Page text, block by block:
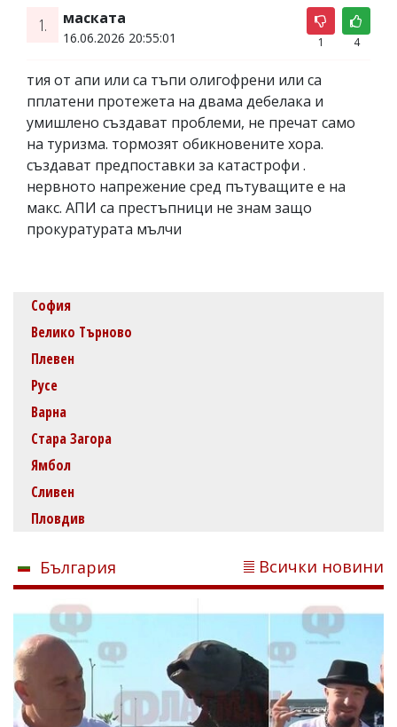
1. маската
16.06.2026 20:55:01 1 4
тия от апи или са тъпи олигофрени или са
пплатени протежета на двама дебелака и
умишлено създават проблеми, не пречат само
на туризма. тормозят обикновените хора.
създават предпоставки за катастрофи .
нервното напрежение сред пътуващите е на
макс. АПИ са престъпници не знам защо
прокуратурата мълчи
София
Велико Търново
Плевен
Русе
Варна
Стара Загора
Ямбол
Сливен
Пловдив
България Всички новини